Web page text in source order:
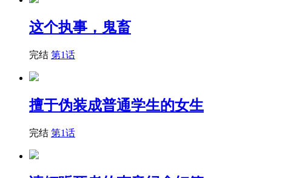
这个执事，鬼畜
完结 第1话
擅于伪装成普通学生的女生
完结 第1话